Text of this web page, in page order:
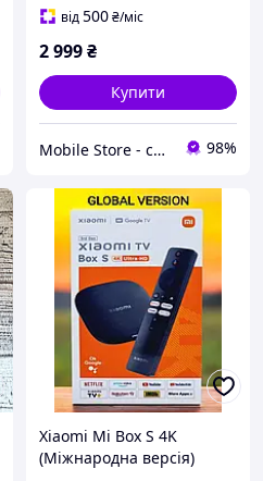
від500₴/міс
2 999₴
Купити
Mobile Store - супермаркет гаджетів 98%
Xiaomi Mi Box S 4K
(Міжнародна версія)